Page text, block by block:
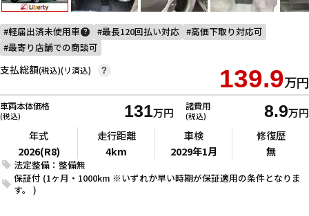
軽届出済未使用車 ? 最長120回払い対応
高価下取り対応可
最寄り店舗での商談可
支払総額(税込)(リ済込) 139.9万円
?
車両本体価格
(税込) 131万円 諸費用
(税込) 8.9万円
法定整備：整備無
保証付 (1ヶ月・1000km ※いずれか早い時期が保証適用の条件となりま
す。 )
年式
2026(R8)
走行距離
4km
車検
2029年1月
修復歴
無